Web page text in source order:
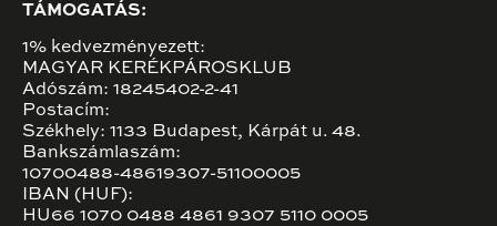
TÁMOGATÁS:
1% kedvezményezett:
MAGYAR KERÉKPÁROSKLUB
Adószám: 18245402-2-41
Postacím:
Székhely: 1133 Budapest, Kárpát u. 48.
Bankszámlaszám:
10700488-48619307-51100005
IBAN (HUF):
HU66 1070 0488 4861 9307 5110 0005